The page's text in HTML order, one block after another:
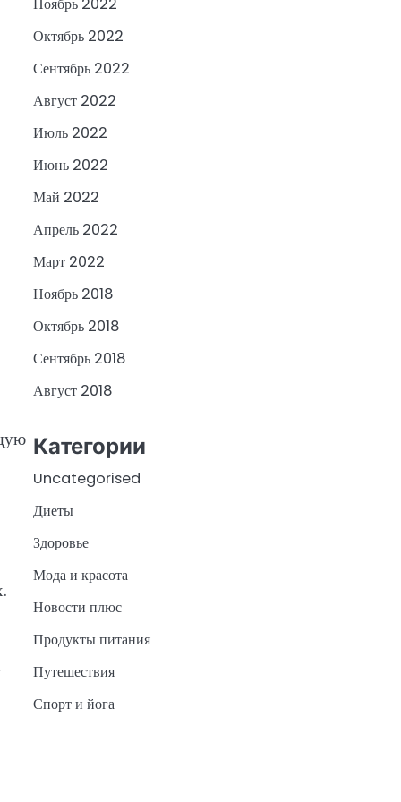
Ноябрь 2022
Октябрь 2022
Сентябрь 2022
Август 2022
Июль 2022
Июнь 2022
Май 2022
Апрель 2022
Март 2022
Ноябрь 2018
Октябрь 2018
Сентябрь 2018
Август 2018
Категории
Uncategorised
Диеты
Здоровье
Мода и красота
Новости плюс
Продукты питания
Путешествия
Спорт и йога